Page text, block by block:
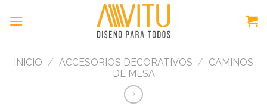
INICIO / ACCESORIOS DECORATIVOS / CAMINOS
DE MESA